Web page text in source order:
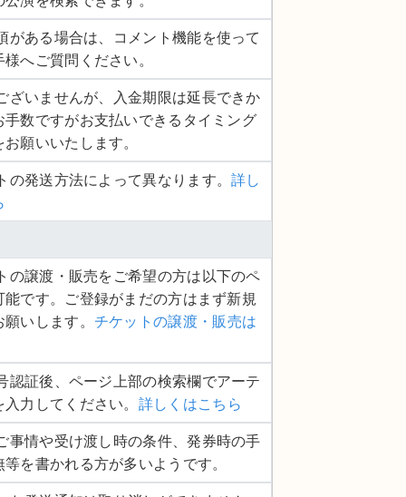
がある場合は、コメント機能を使って
へご質問ください。
ざいませんが、入金期限は延長できか
手数ですがお支払いできるタイミング
願いいたします。
の発送方法によって異なります。詳し
の譲渡・販売をご希望の方は以下のペ
能です。ご登録がまだの方はまず新規
いします。 チケットの譲渡・販売は
認証後、ページ上部の検索欄でアーテ
力してください。 詳しくはこちら
事情や受け渡し時の条件、発券時の手
を書かれる方が多いようです。